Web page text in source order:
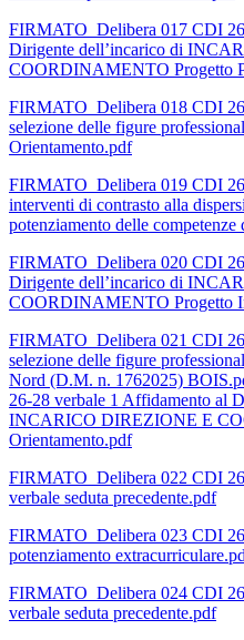
FIRMATO_Delibera 017 CDI
Dirigente dell’incarico di
COORDINAMENTO Progetto
FIRMATO_Delibera 018 CDI
selezione delle figure
Orientamento.pdf
FIRMATO_Delibera 019 CDI
interventi di contrasto alla
potenziamento delle competenze
FIRMATO_Delibera 020 CDI
Dirigente dell’incarico di
COORDINAMENTO Progetto
FIRMATO_Delibera 021 CDI
selezione delle figure
Nord (D.M. n. 1762025)
26-28 verbale 1 Affidamento al
INCARICO DIREZIONE E
Orientamento.pdf
FIRMATO_Delibera 022 CDI
verbale seduta precedente.pdf
FIRMATO_Delibera 023 CDI
potenziamento
FIRMATO_Delibera 024 CDI
verbale seduta precedente.pdf